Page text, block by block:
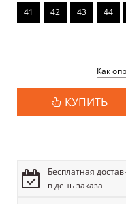
41 42 43 44
Как
КУПИТЬ
Бесплатная
в день заказа